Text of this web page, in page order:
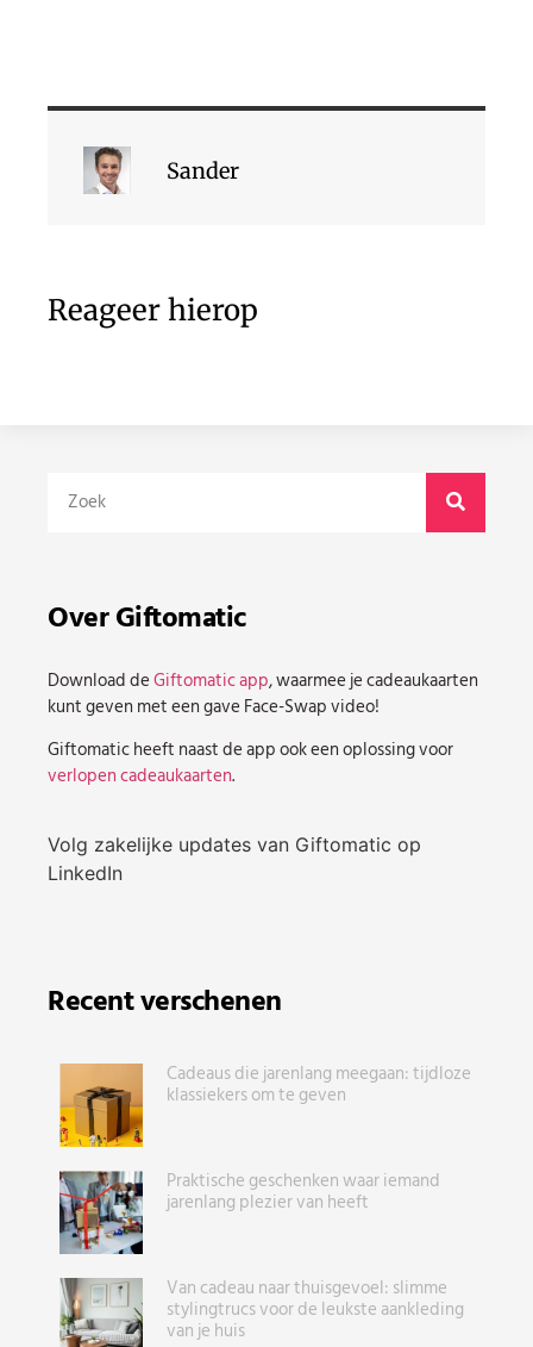
Sander
Reageer hierop
Over Giftomatic
Download deGiftomatic app, waarmee je cadeaukaarten
kunt geven met een gave Face-Swap video!
Giftomatic heeft naast de app ook een oplossing voor
verlopen cadeaukaarten.
Volg zakelijke updates van Giftomatic op
LinkedIn
Recent verschenen
Cadeaus die jarenlang meegaan: tijdloze
klassiekers om te geven
Praktische geschenken waar iemand
jarenlang plezier van heeft
Van cadeau naar thuisgevoel: slimme
stylingtrucs voor de leukste aankleding
van je huis